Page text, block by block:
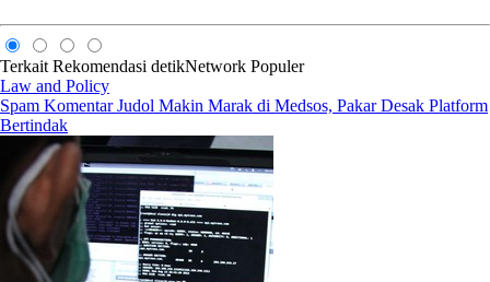
Terkait Rekomendasi detikNetwork Populer
Law and Policy
Spam Komentar Judol Makin Marak di Medsos, Pakar Desak Platform
Bertindak